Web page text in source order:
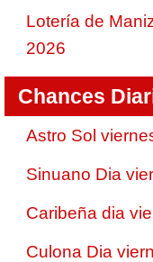
Lotería de
2026
Chances
Astro Sol
Sinuano Dia
Caribeña dia
Culona Dia